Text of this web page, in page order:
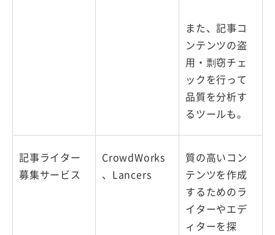
また、記事コ
ンテンツの盗
用・剽窃チェ
ックを行って
品質を分析す
るツールも。
記事ライター
募集サービス
CrowdWorks
、Lancers
質の高いコン
テンツを作成
するためのラ
イターやエデ
ィターを探